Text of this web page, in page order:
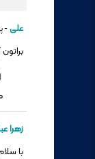
على -
زهرا
با